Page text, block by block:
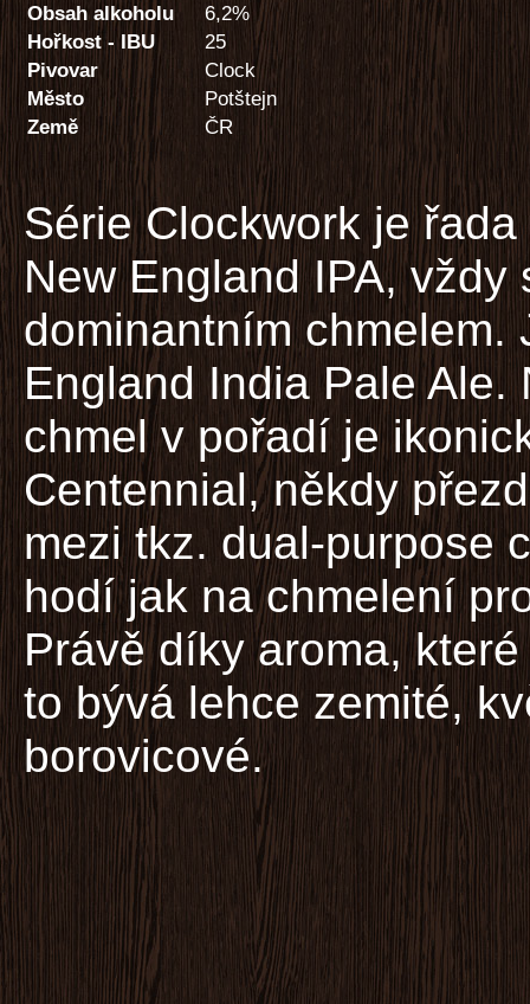
Obsah alkoholu
6,2%
Hořkost - IBU
25
Pivovar
Clock
Město
Potštejn
Země
ČR
Série Clockwork je
New England IPA, vždy
dominantním chmelem.
England India Pale
chmel v pořadí je
Centennial, někdy
mezi tkz. dual-purpose
hodí jak na chmelení
Právě díky aroma,
to bývá lehce zemité,
borovicové.